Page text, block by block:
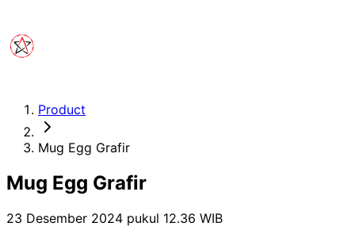
Product
Mug Egg Grafir
Mug Egg Grafir
23 Desember 2024 pukul 12.36 WIB